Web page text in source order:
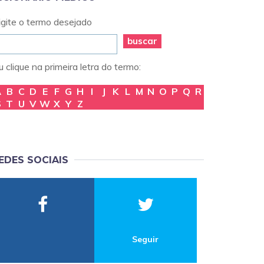
o termo desejado
buscar
clique na primeira letra do termo:
B C D E F G H I J K L M N O P Q R
T U V W X Y Z
SOCIAIS
Seguir